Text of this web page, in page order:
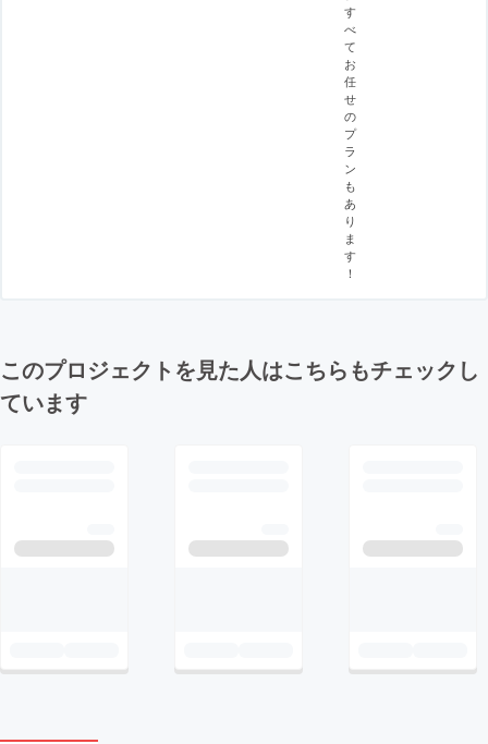
す
べ
て
お
任
せ
の
プ
ラ
ン
も
あ
り
ま
す
！
このプロジェクトを見た人はこちらもチェックし
ています